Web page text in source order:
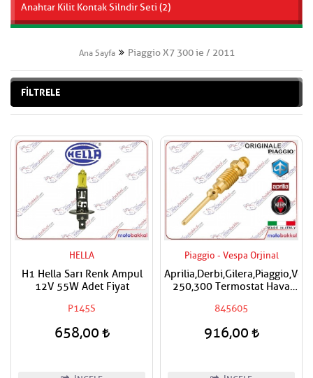
Anahtar Kilit Kontak Silndir Seti (2)
Ana Sayfa Piaggio X7 300 ie / 2011
FİLTRELE
HELLA
H1 Hella Sarı Renk Ampul
12V 55W Adet Fiyat
P145S
658,00
Piaggio - Vespa Orjinal
250,300 Termostat Hava
845605
916,00